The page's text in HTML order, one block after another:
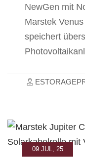
NewGen mit
Marstek
speichert
09 JUL, 25